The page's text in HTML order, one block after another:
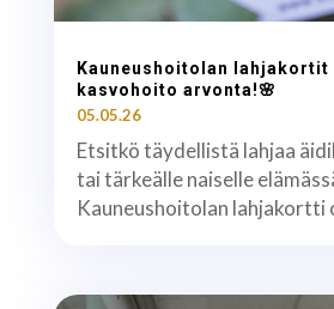
Kauneushoitolan lahjakortit
kasvohoito arvonta!🌸
05.05.26
Etsitkö täydellistä lahjaa
tai tärkeälle naiselle
Kauneushoitolan lahjakortti